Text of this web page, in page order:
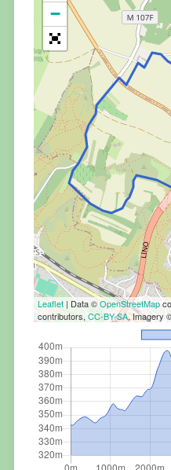
−
Leaflet| Data ©OpenStreetMap
contributors,CC-BY-SA, Imagery